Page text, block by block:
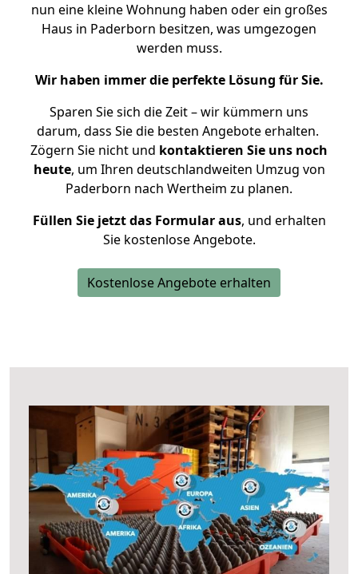
nun eine kleine Wohnung haben oder ein großes
Haus in Paderborn besitzen, was umgezogen
werden muss.
Wir haben immer die perfekte Lösung für Sie.
Sparen Sie sich die Zeit – wir kümmern uns
darum, dass Sie die besten Angebote erhalten.
Zögern Sie nicht und kontaktieren Sie uns noch
heute, um Ihren deutschlandweiten Umzug von
Paderborn nach Wertheim zu planen.
Füllen Sie jetzt das Formular aus, und erhalten
Sie kostenlose Angebote.
Kostenlose Angebote erhalten